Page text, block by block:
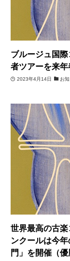
ブルージュ国
者ツアーを来
2023年4月14日 お
世界最高の古
ンクールは今
門」を開催（